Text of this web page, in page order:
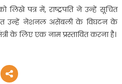
लिखे पत्र में, राष्ट्रपति ने उन्हें सूचित
उन्हें नेशनल असेंबली के विघटन के
के लिए एक नाम प्रस्तावित करना है।